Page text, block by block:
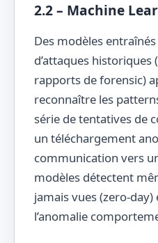
2.2 – Machine
Des modèles
d’attaques historiques
rapports de forensic)
reconnaître les
série de tentatives de
un téléchargement
communication vers
modèles détectent
jamais vues (zero-day)
l’anomalie